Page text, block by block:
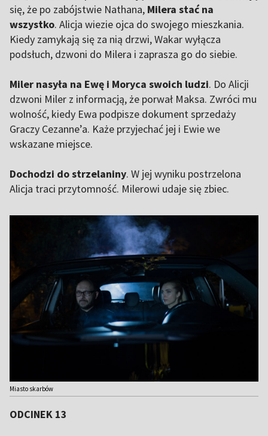
się, że po zabójstwie Nathana, Milera stać na
wszystko. Alicja wiezie ojca do swojego mieszkania.
Kiedy zamykają się za nią drzwi, Wakar wyłącza
podsłuch, dzwoni do Milera i zaprasza go do siebie.
Miler nasyła na Ewę i Moryca swoich ludzi. Do Alicji
dzwoni Miler z informacją, że porwał Maksa. Zwróci mu
wolność, kiedy Ewa podpisze dokument sprzedaży
Graczy Cezanne’a. Każe przyjechać jej i Ewie we
wskazane miejsce.
Dochodzi do strzelaniny. W jej wyniku postrzelona
Alicja traci przytomność. Milerowi udaje się zbiec.
Miasto skarbów
ODCINEK 13